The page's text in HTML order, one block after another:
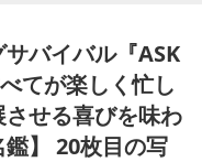
バイバル『ASK
てが楽しく忙し
せる喜びを味わ
】 20枚目の写